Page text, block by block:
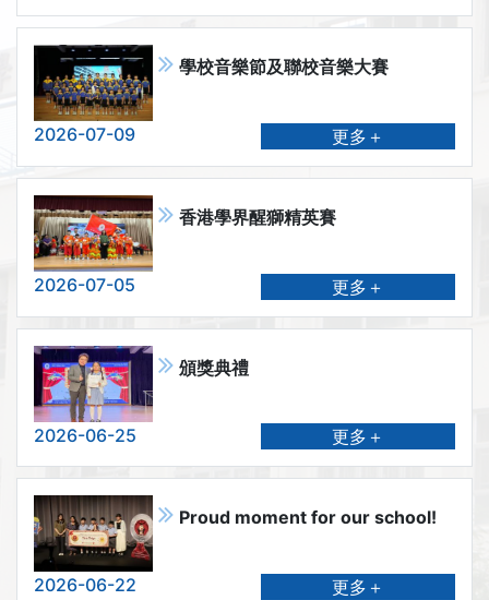
學校音樂節及聯校音樂大賽
2026-07-09 更多＋
香港學界醒獅精英賽
2026-07-05 更多＋
頒獎典禮
2026-06-25 更多＋
Proud moment for our school!
2026-06-22 更多＋